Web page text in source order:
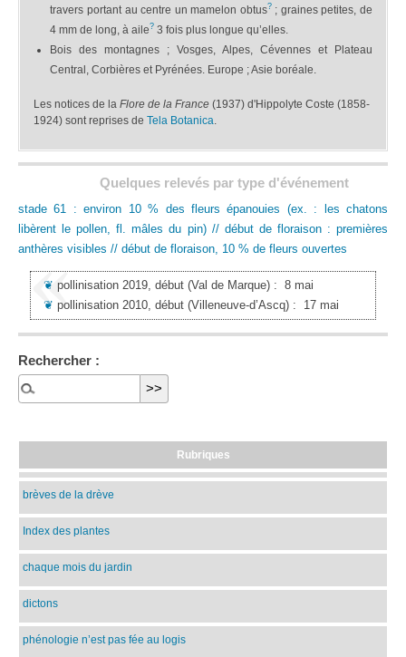
travers portant au centre un mamelon obtus?; graines petites, de
4 mm de long, à aile? 3 fois plus longue qu’elles.
Bois des montagnes ; Vosges, Alpes, Cévennes et Plateau
Central, Corbières et Pyrénées. Europe ; Asie boréale.
Les notices de laFlore de la France (1937) d'Hippolyte Coste (1858-
1924) sont reprises deTela Botanica.
Quelques relevés par type d'événement
stade 61 : environ 10 % des fleurs épanouies (ex. : les chatons
libèrent le pollen, fl. mâles du pin) // début de floraison : premières
anthères visibles // début de floraison, 10 % de fleurs ouvertes
❦ pollinisation 2019, début (Val de Marque): 8 mai
❦ pollinisation 2010, début (Villeneuve-d’Ascq): 17 mai
Rechercher :
Rubriques
brèves de la drève
Index des plantes
chaque mois du jardin
dictons
phénologie n’est pas fée au logis